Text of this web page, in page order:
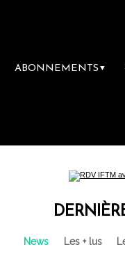
ABONNEMENTS ▼
News Les + lus